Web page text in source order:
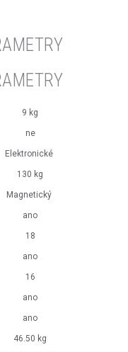
9 kg
ne
Elektronické
130 kg
Magnetický
ano
18
ano
16
ano
ano
46.50 kg